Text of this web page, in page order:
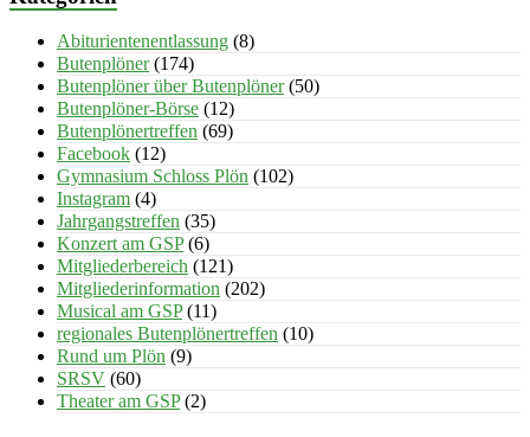
Abiturientenentlassung (8)
Butenplöner(174)
Butenplöner über Butenplöner(50)
Butenplöner-Börse (12)
Butenplönertreffen (69)
Facebook (12)
Gymnasium Schloss Plön (102)
Instagram (4)
Jahrgangstreffen (35)
Konzert am GSP(6)
Mitgliederbereich (121)
Mitgliederinformation (202)
Musical am GSP(11)
regionales Butenplönertreffen (10)
Rund um Plön (9)
SRSV (60)
Theater am GSP(2)